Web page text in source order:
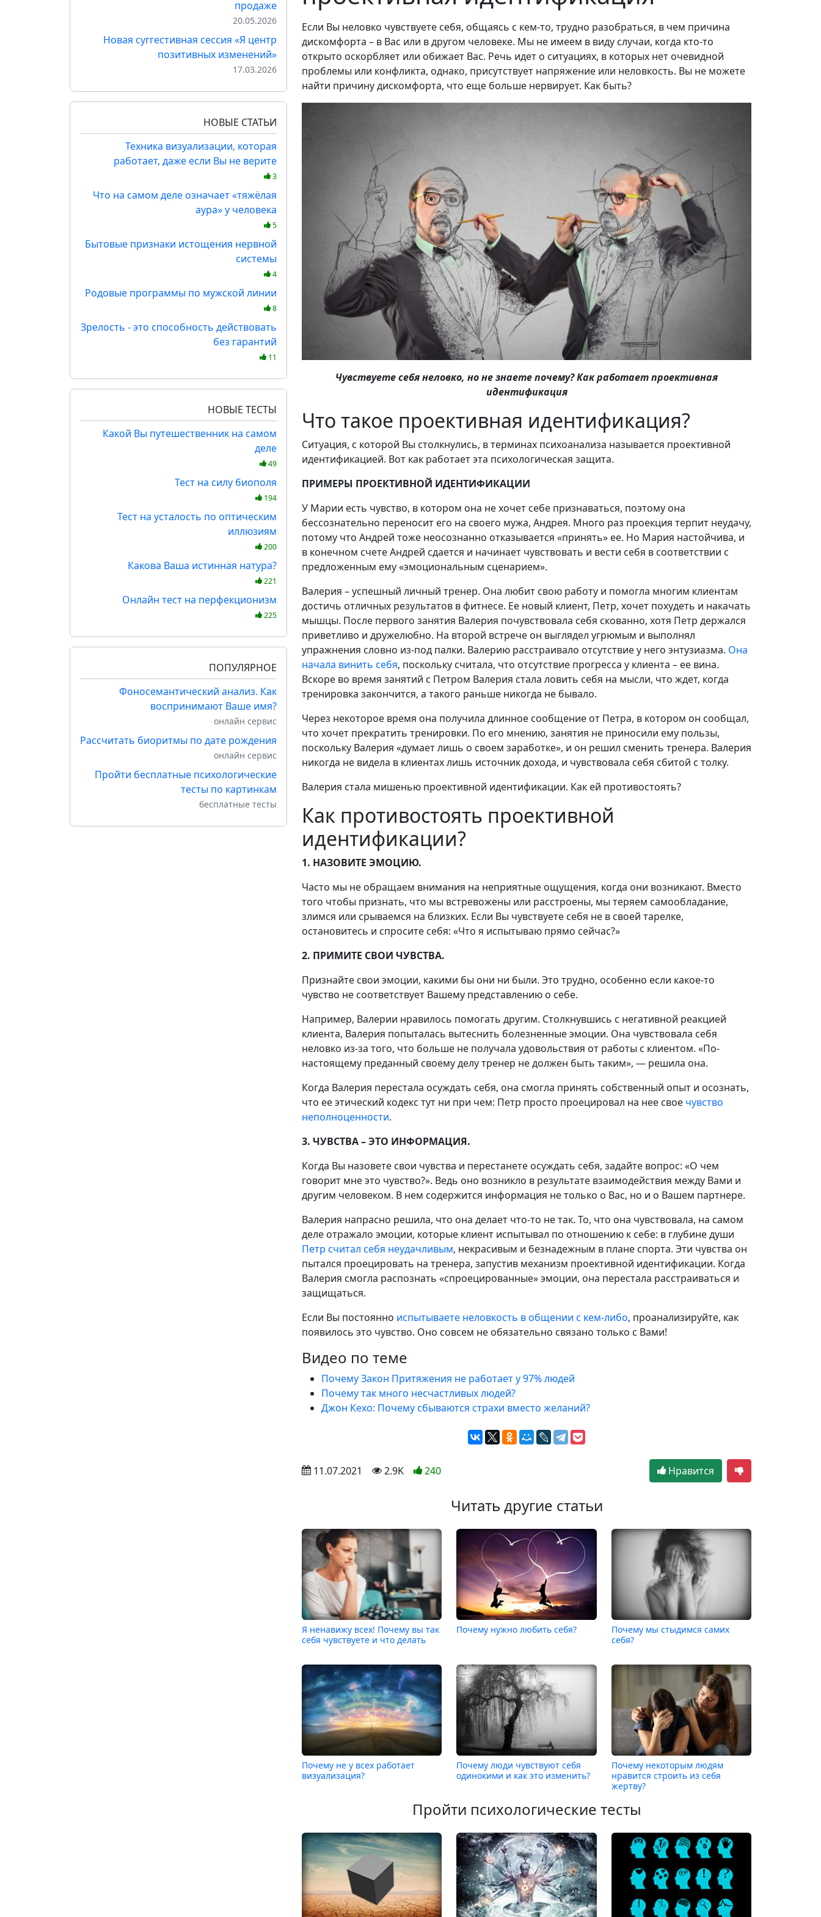
продаже
20.05.2026
Новая суггестивная сессия «Я центр
позитивных изменений»
17.03.2026
НОВЫЕ СТАТЬИ
Техника визуализации, которая
работает, даже если Вы не верите
3
Что на самом деле означает «тяжёлая
аура» у человека
5
Бытовые признаки истощения нервной
системы
4
Родовые программы по мужской линии
8
Зрелость - это способность действовать
без гарантий
11
НОВЫЕ ТЕСТЫ
Какой Вы путешественник на самом
деле
49
Тест на силу биополя
194
Тест на усталость по оптическим
иллюзиям
200
Какова Ваша истинная натура?
221
Онлайн тест на перфекционизм
225
ПОПУЛЯРНОЕ
Фоносемантический анализ. Как
воспринимают Ваше имя?
онлайн сервис
Рассчитать биоритмы по дате рождения
онлайн сервис
Пройти бесплатные психологические
тесты по картинкам
бесплатные тесты
Если Вы неловко чувствуете себя, общаясь с кем-то, трудно разобраться, в чем причина
дискомфорта – в Вас или в другом человеке. Мы не имеем в виду случаи, когда кто-то
открыто оскорбляет или обижает Вас. Речь идет о ситуациях, в которых нет очевидной
проблемы или конфликта, однако, присутствует напряжение или неловкость. Вы не можете
найти причину дискомфорта, что еще больше нервирует. Как быть?
Чувствуете себя неловко, но не знаете почему? Как работает проективная
идентификация
Что такое проективная идентификация?
Ситуация, с которой Вы столкнулись, в терминах психоанализа называется проективной
идентификацией. Вот как работает эта психологическая защита.
ПРИМЕРЫ ПРОЕКТИВНОЙ ИДЕНТИФИКАЦИИ
У Марии есть чувство, в котором она не хочет себе признаваться, поэтому она
бессознательно переносит его на своего мужа, Андрея. Много раз проекция терпит неудачу,
потому что Андрей тоже неосознанно отказывается «принять» ее. Но Мария настойчива, и
в конечном счете Андрей сдается и начинает чувствовать и вести себя в соответствии с
предложенным ему «эмоциональным сценарием».
Валерия – успешный личный тренер. Она любит свою работу и помогла многим клиентам
достичь отличных результатов в фитнесе. Ее новый клиент, Петр, хочет похудеть и накачать
мышцы. После первого занятия Валерия почувствовала себя скованно, хотя Петр держался
приветливо и дружелюбно. На второй встрече он выглядел угрюмым и выполнял
упражнения словно из-под палки. Валерию расстраивало отсутствие у него энтузиазма. Она
начала винить себя, поскольку считала, что отсутствие прогресса у клиента – ее вина.
Вскоре во время занятий с Петром Валерия стала ловить себя на мысли, что ждет, когда
тренировка закончится, а такого раньше никогда не бывало.
Через некоторое время она получила длинное сообщение от Петра, в котором он сообщал,
что хочет прекратить тренировки. По его мнению, занятия не приносили ему пользы,
поскольку Валерия «думает лишь о своем заработке», и он решил сменить тренера. Валерия
никогда не видела в клиентах лишь источник дохода, и чувствовала себя сбитой с толку.
Валерия стала мишенью проективной идентификации. Как ей противостоять?
Как противостоять проективной
идентификации?
1. НАЗОВИТЕ ЭМОЦИЮ.
Часто мы не обращаем внимания на неприятные ощущения, когда они возникают. Вместо
того чтобы признать, что мы встревожены или расстроены, мы теряем самообладание,
злимся или срываемся на близких. Если Вы чувствуете себя не в своей тарелке,
остановитесь и спросите себя: «Что я испытываю прямо сейчас?»
2. ПРИМИТЕ СВОИ ЧУВСТВА.
Признайте свои эмоции, какими бы они ни были. Это трудно, особенно если какое-то
чувство не соответствует Вашему представлению о себе.
Например, Валерии нравилось помогать другим. Столкнувшись с негативной реакцией
клиента, Валерия попыталась вытеснить болезненные эмоции. Она чувствовала себя
неловко из-за того, что больше не получала удовольствия от работы с клиентом. «По-
настоящему преданный своему делу тренер не должен быть таким», — решила она.
Когда Валерия перестала осуждать себя, она смогла принять собственный опыт и осознать,
что ее этический кодекс тут ни при чем: Петр просто проецировал на нее свое чувство
неполноценности.
3. ЧУВСТВА – ЭТО ИНФОРМАЦИЯ.
Когда Вы назовете свои чувства и перестанете осуждать себя, задайте вопрос: «О чем
говорит мне это чувство?». Ведь оно возникло в результате взаимодействия между Вами и
другим человеком. В нем содержится информация не только о Вас, но и о Вашем партнере.
Валерия напрасно решила, что она делает что-то не так. То, что она чувствовала, на самом
деле отражало эмоции, которые клиент испытывал по отношению к себе: в глубине души
Петр считал себя неудачливым, некрасивым и безнадежным в плане спорта. Эти чувства он
пытался проецировать на тренера, запустив механизм проективной идентификации. Когда
Валерия смогла распознать «спроецированные» эмоции, она перестала расстраиваться и
защищаться.
Если Вы постоянно испытываете неловкость в общении с кем-либо, проанализируйте, как
появилось это чувство. Оно совсем не обязательно связано только с Вами!
Видео по теме
Почему Закон Притяжения не работает у 97% людей
Почему так много несчастливых людей?
Джон Кехо: Почему сбываются страхи вместо желаний?
11.07.2021 2.9K 240 Нравится
Читать другие статьи
Я ненавижу всех! Почему вы так
себя чувствуете и что делать
Почему нужно любить себя?
Почему мы стыдимся самих
себя?
Почему не у всех работает
визуализация?
Почему люди чувствуют себя
одинокими и как это изменить?
Почему некоторым людям
нравится строить из себя
жертву?
Пройти психологические тесты